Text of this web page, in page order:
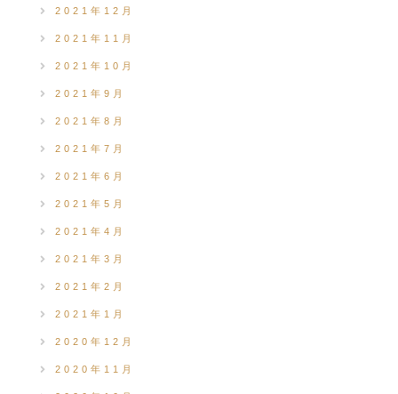
2021年12月
2021年11月
2021年10月
2021年9月
2021年8月
2021年7月
2021年6月
2021年5月
2021年4月
2021年3月
2021年2月
2021年1月
2020年12月
2020年11月